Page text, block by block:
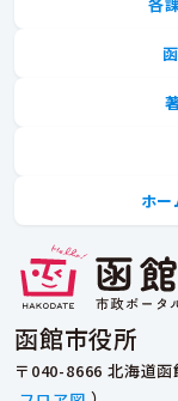
函館市役所
〒040-8666 北海道
ホ